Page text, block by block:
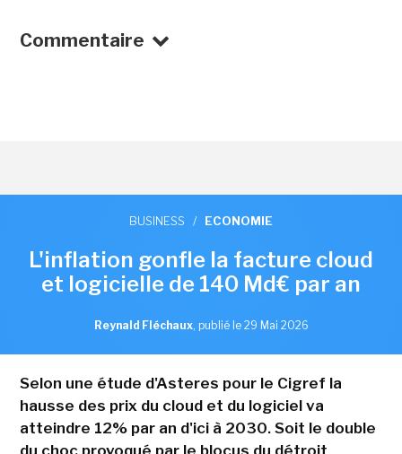
Commentaire
BUSINESS / ECONOMIE
L'inflation gonfle la facture cloud
et logicielle de 140 Md€ par an
Reynald Fléchaux, publié le 29 Mai 2026
Selon une étude d'Asteres pour le Cigref la
hausse des prix du cloud et du logiciel va
atteindre 12% par an d'ici à 2030. Soit le double
du choc provoqué par le blocus du détroit